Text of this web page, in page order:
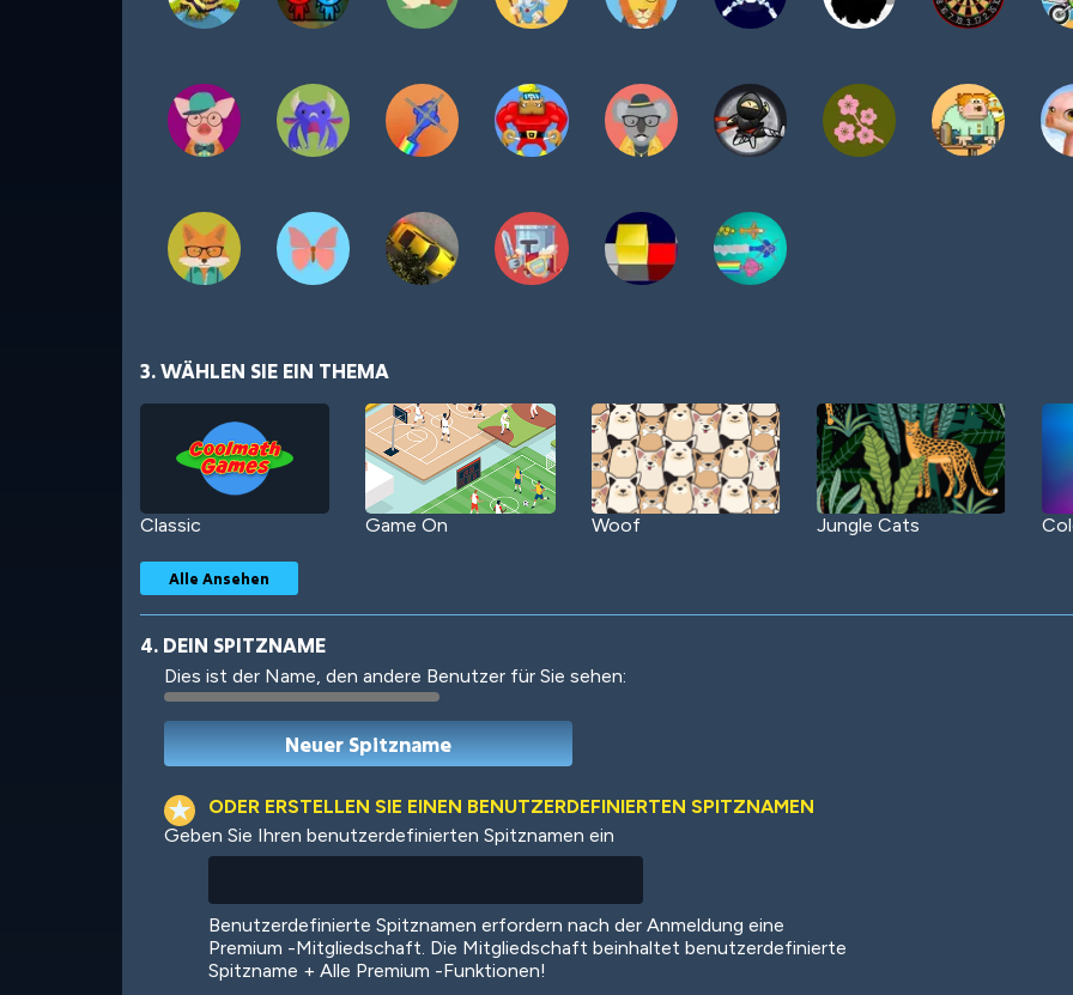
3. WÄHLEN SIE EIN THEMA
Classic Game On Woof Jungle Cats
Robotic International
Alle Ansehen
4. DEIN SPITZNAME
Dies ist der Name, den andere Benutzer für Sie sehen:
ODER ERSTELLEN SIE EINEN BENUTZERDEFINIERTEN SPITZNAMEN
Geben Sie Ihren benutzerdefinierten Spitznamen ein
Benutzerdefinierte Spitznamen erfordern nach der Anmeldung eine
Premium -Mitgliedschaft. Die Mitgliedschaft beinhaltet benutzerdefinierte
Spitzname + Alle Premium -Funktionen!